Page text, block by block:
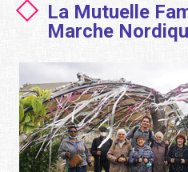
La Mutuelle
Marche